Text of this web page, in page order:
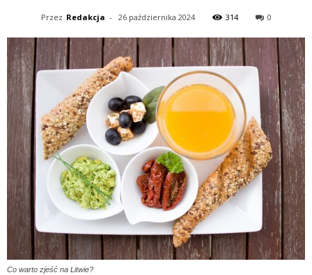
Przez Redakcja - 26 października 2024 314 0
Co warto zjeść na Litwie?